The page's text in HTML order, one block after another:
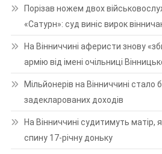
Порізав ножем двох
«Сатурн»: суд виніс вирок
На Вінниччині аферисти знову
армію від імені очільниці
Мільйонерів на Вінниччині стало
задекларованих доходів
На Вінниччині судитимуть
спину 17-річну доньку